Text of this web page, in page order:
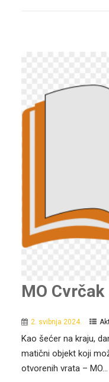
MO
2. svibnja 2024.
Kao šećer na kraju,
matični objekt koji
otvorenih vrata – MO...